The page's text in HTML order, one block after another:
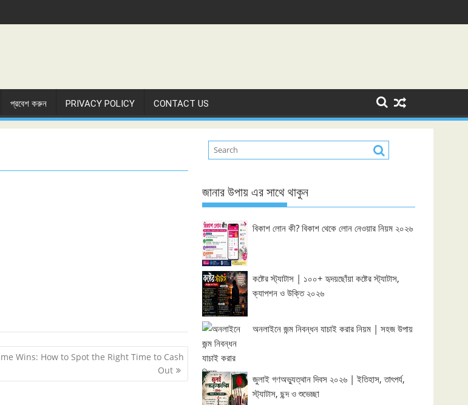
প্রবেশ করুন PRIVACY POLICY CONTACT US
Wins: How to Spot the Right Time to Cash
Out
জানার উপায় এর সাথে থাকুন
বিকাশ লোন কী? বিকাশ থেকে লোন নেওয়ার নিয়ম ২০২৬
কষ্টের স্ট্যাটাস | ১০০+ হৃদয়ছোঁয়া কষ্টের স্ট্যাটাস,
ক্যাপশন ও উক্তি ২০২৬
অনলাইনে জন্ম নিবন্ধন যাচাই করার নিয়ম | সহজ উপায়
জুলাই গণঅভ্যুত্থান দিবস ২০২৬ | ইতিহাস, তাৎপর্য,
স্ট্যাটাস, ছন্দ ও শুভেচ্ছা